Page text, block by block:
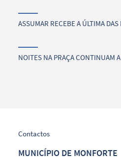
ASSUMAR RECEBE A ÚLTIMA
NOITES NA PRAÇA CONTINUAM
Contactos
MUNICÍPIO DE MONFORTE